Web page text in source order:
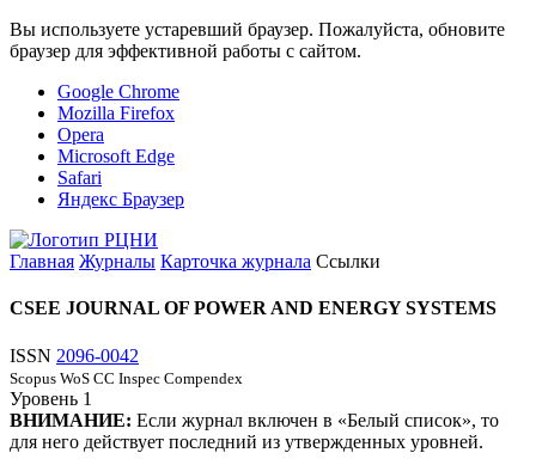
Вы используете устаревший браузер. Пожалуйста, обновите
браузер для эффективной работы с сайтом.
Google Chrome
Mozilla Firefox
Opera
Microsoft Edge
Safari
Яндекс Браузер
Главная Журналы Карточка журнала Ссылки
CSEE JOURNAL OF POWER AND ENERGY SYSTEMS
ISSN 2096-0042
Scopus WoS CC Inspec Compendex
Уровень 1
ВНИМАНИЕ: Если журнал включен в «Белый список», то
для него действует последний из утвержденных уровней.